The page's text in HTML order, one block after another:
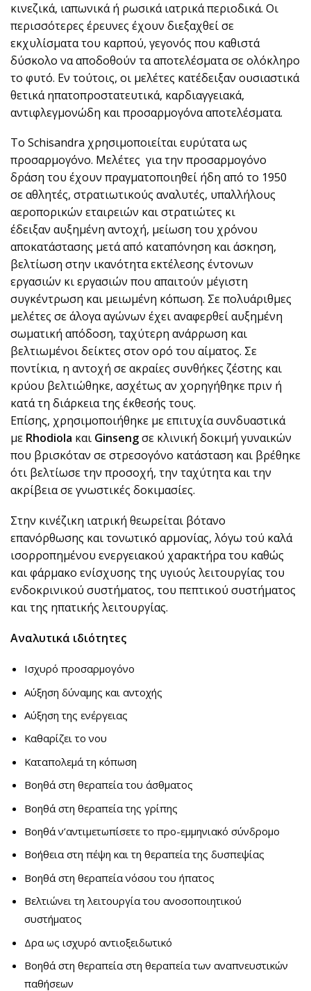
κινεζικά, ιαπωνικά ή ρωσικά ιατρικά περιοδικά. Οι
περισσότερες έρευνες έχουν διεξαχθεί σε
εκχυλίσματα του καρπού, γεγονός που καθιστά
δύσκολο να αποδοθούν τα αποτελέσματα σε ολόκληρο
το φυτό. Εν τούτοις, οι μελέτες κατέδειξαν ουσιαστικά
θετικά ηπατοπροστατευτικά, καρδιαγγειακά,
αντιφλεγμονώδη και προσαρμογόνα αποτελέσματα.
Το Schisandra χρησιμοποιείται ευρύτατα ως
προσαρμογόνο. Μελέτες για την προσαρμογόνο
δράση του έχουν πραγματοποιηθεί ήδη από το 1950
σε αθλητές, στρατιωτικούς αναλυτές, υπαλλήλους
αεροπορικών εταιρειών και στρατιώτες κι
έδειξαν αυξημένη αντοχή, μείωση του χρόνου
αποκατάστασης μετά από καταπόνηση και άσκηση,
βελτίωση στην ικανότητα εκτέλεσης έντονων
εργασιών κι εργασιών που απαιτούν μέγιστη
συγκέντρωση και μειωμένη κόπωση. Σε πολυάριθμες
μελέτες σε άλογα αγώνων έχει αναφερθεί αυξημένη
σωματική απόδοση, ταχύτερη ανάρρωση και
βελτιωμένοι δείκτες στον ορό του αίματος. Σε
ποντίκια, η αντοχή σε ακραίες συνθήκες ζέστης και
κρύου βελτιώθηκε, ασχέτως αν χορηγήθηκε πριν ή
κατά τη διάρκεια της έκθεσής τους.
Επίσης, χρησιμοποιήθηκε με επιτυχία συνδυαστικά
με Rhodiola και Ginsengσε κλινική δοκιμή γυναικών
που βρισκόταν σε στρεσογόνο κατάσταση και βρέθηκε
ότι βελτίωσε την προσοχή, την ταχύτητα και την
ακρίβεια σε γνωστικές δοκιμασίες.
Στην κινέζικη ιατρική θεωρείται βότανο
επανόρθωσης και τονωτικό αρμονίας, λόγω τού καλά
ισορροπημένου ενεργειακού χαρακτήρα του καθώς
και φάρμακο ενίσχυσης της υγιούς λειτουργίας του
ενδοκρινικού συστήματος, του πεπτικού συστήματος
και της ηπατικής λειτουργίας.
Αναλυτικά ιδιότητες
Ισχυρό προσαρμογόνο
Αύξηση δύναμης και αντοχής
Αύξηση της ενέργειας
Καθαρίζει το νου
Καταπολεμά τη κόπωση
Βοηθά στη θεραπεία του άσθματος
Βοηθά στη θεραπεία της γρίπης
Βοηθά ν’αντιμετωπίσετε το προ-εμμηνιακό σύνδρομο
Βοήθεια στη πέψη και τη θεραπεία της δυσπεψίας
Βοηθά στη θεραπεία νόσου του ήπατος
Βελτιώνει τη λειτουργία του ανοσοποιητικού
συστήματος
Δρα ως ισχυρό αντιοξειδωτικό
Βοηθά στη θεραπεία στη θεραπεία των αναπνευστικών
παθήσεων